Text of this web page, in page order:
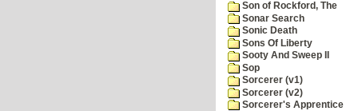
Son of Rockford, The
Sonar Search
Sonic Death
Sons Of Liberty
Sooty And Sweep II
Sop
Sorcerer (v1)
Sorcerer (v2)
Sorcerer's Apprentice